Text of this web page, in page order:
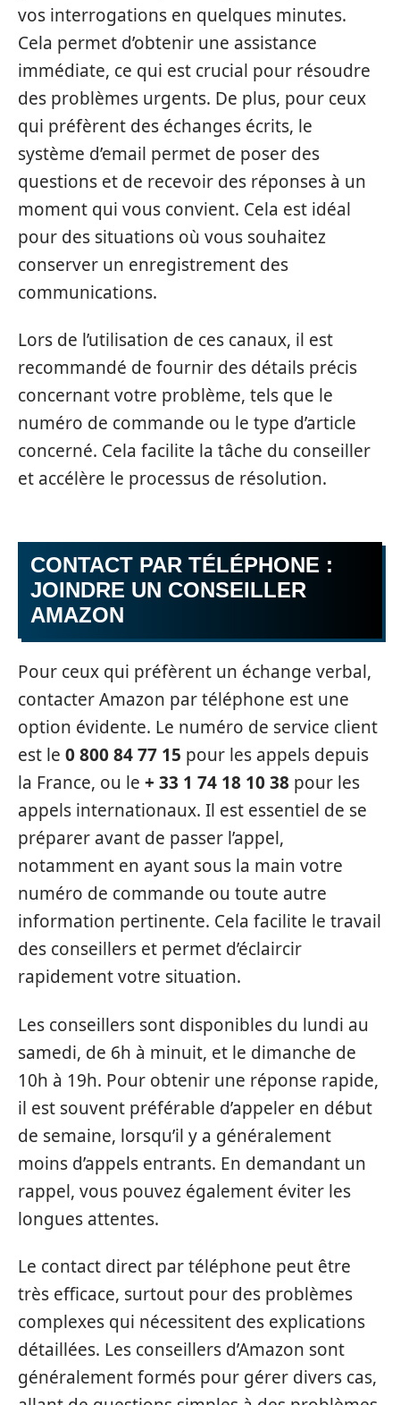
vos interrogations en quelques minutes.
Cela permet d’obtenir une assistance
immédiate, ce qui est crucial pour résoudre
des problèmes urgents. De plus, pour ceux
qui préfèrent des échanges écrits, le
système d’email permet de poser des
questions et de recevoir des réponses à un
moment qui vous convient. Cela est idéal
pour des situations où vous souhaitez
conserver un enregistrement des
communications.
Lors de l’utilisation de ces canaux, il est
recommandé de fournir des détails précis
concernant votre problème, tels que le
numéro de commande ou le type d’article
concerné. Cela facilite la tâche du conseiller
et accélère le processus de résolution.
CONTACT PAR TÉLÉPHONE :
JOINDRE UN CONSEILLER
AMAZON
Pour ceux qui préfèrent un échange verbal,
contacter Amazon par téléphone est une
option évidente. Le numéro de service client
est le 0 800 84 77 15 pour les appels depuis
la France, ou le + 33 1 74 18 10 38 pour les
appels internationaux. Il est essentiel de se
préparer avant de passer l’appel,
notamment en ayant sous la main votre
numéro de commande ou toute autre
information pertinente. Cela facilite le travail
des conseillers et permet d’éclaircir
rapidement votre situation.
Les conseillers sont disponibles du lundi au
samedi, de 6h à minuit, et le dimanche de
10h à 19h. Pour obtenir une réponse rapide,
il est souvent préférable d’appeler en début
de semaine, lorsqu’il y a généralement
moins d’appels entrants. En demandant un
rappel, vous pouvez également éviter les
longues attentes.
Le contact direct par téléphone peut être
très efficace, surtout pour des problèmes
complexes qui nécessitent des explications
détaillées. Les conseillers d’Amazon sont
généralement formés pour gérer divers cas,